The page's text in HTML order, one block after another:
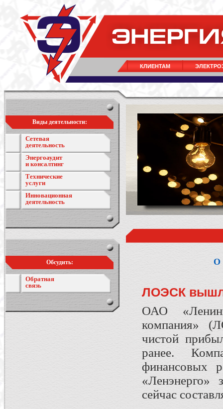
КЛИЕНТАМ
Виды деятельности:
Сетевая
деятельность
Энергоаудит
и консалтинг
Технические
услуги
Инновационная
деятельность
Обсудить:
Обратная
связь
О
ЛОЭСК
ОАО
компания»
чистой
ранее.
финансовых
«Ленэнерго»
сейчас